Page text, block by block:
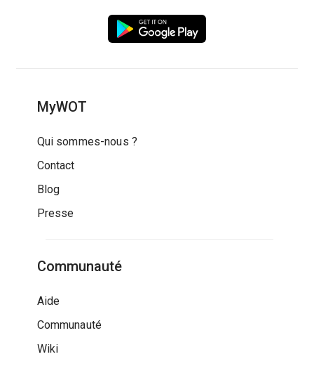
MyWOT
Qui sommes-nous ?
Contact
Blog
Presse
Communauté
Aide
Communauté
Wiki